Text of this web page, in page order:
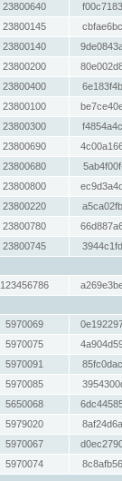
23800640
23800145
23800140
23800200
23800400
23800100
23800300
23800690
23800680
23800800
23800220
23800780
23800745
123456786
5970069
5970075
5970091
5970085
5650068
5979020
5970067
5970074